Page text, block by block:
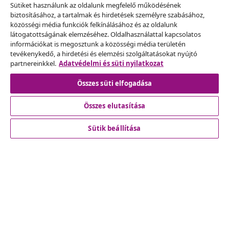
Szerződéstől való elállás
Küldj be egy rendelés lemondására vonatkozó
kérelmet.
Szerződéstől való elállás
Ügyfélszolgálat
Sütiket használunk az oldalunk megfelelő működésének
biztosításához, a tartalmak és hirdetések személyre szabásához,
közösségi média funkciók felkínálásához és az oldalunk
látogatottságának elemzéséhez. Oldalhasználattal kapcsolatos
információkat is megosztunk a közösségi média területén
tevékenykedő, a hirdetési és elemzési szolgáltatásokat nyújtó
partnereinkkel. Adatvédelmi és süti nyilatkozat
Összes süti elfogadása
Összes elutasítása
Sütik beállítása